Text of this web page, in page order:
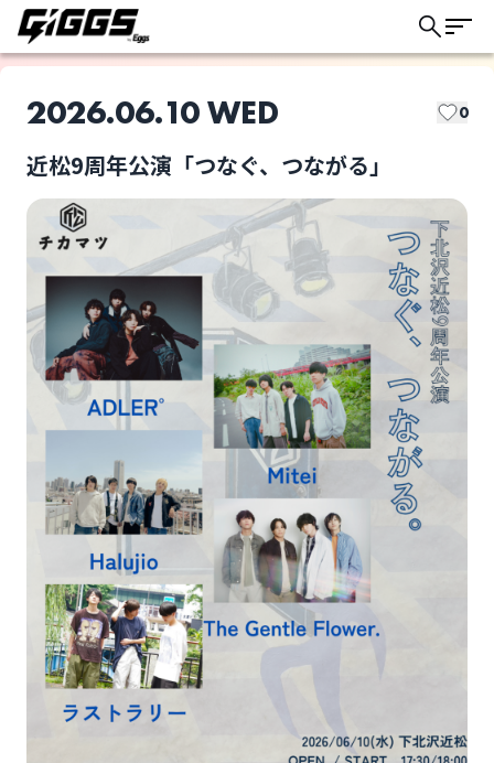
ライブ体験をもっと楽しく、もっと便利
に。
2026.06.10 WED 0
近松9周年公演「つなぐ、つながる」
ADLER°
The Gentle Flower. Mitei
ラストラリー
近松9周年公演「つな
ぐ、つながる」
選択しない
このライブの取り置きは終了しました